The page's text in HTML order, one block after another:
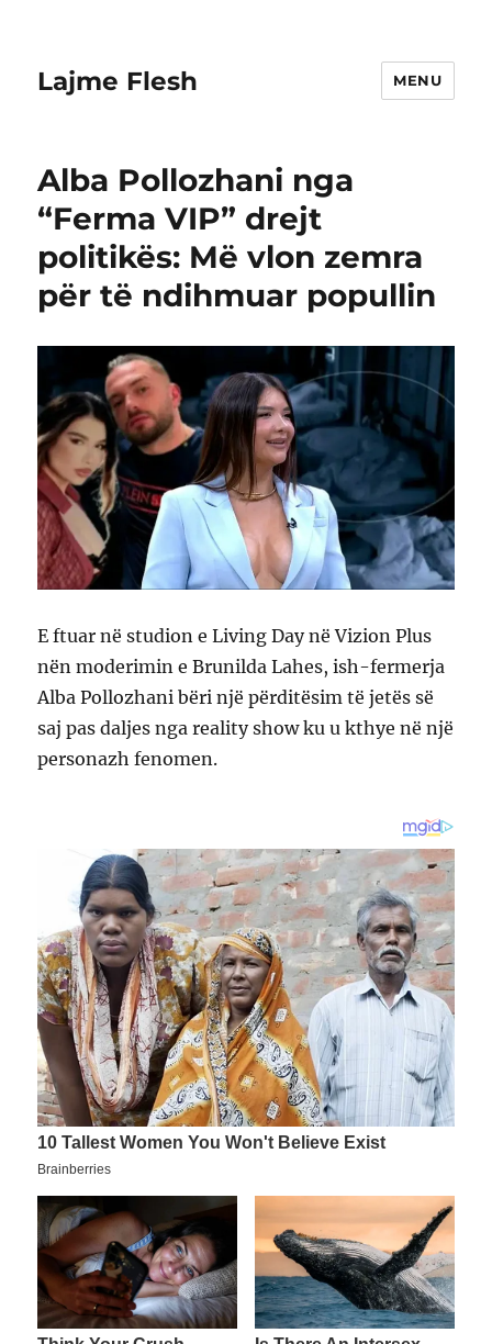
Lajme Flesh MENU
Alba Pollozhani nga
“Ferma VIP” drejt
politikës: Më vlon zemra
për të ndihmuar popullin
E ftuar në studion e Living Day në Vizion Plus
nën moderimin e Brunilda Lahes, ish-fermerja
Alba Pollozhani bëri një përditësim të jetës së
saj pas daljes nga reality show ku u kthye në një
personazh fenomen.